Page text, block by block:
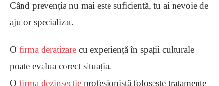
Când prevenția nu mai este suficientă, tu ai nevoie de
ajutor specializat.
O firma deratizare cu experiență în spații culturale
poate evalua corect situația.
O firma dezinsectie profesionistă folosește tratamente